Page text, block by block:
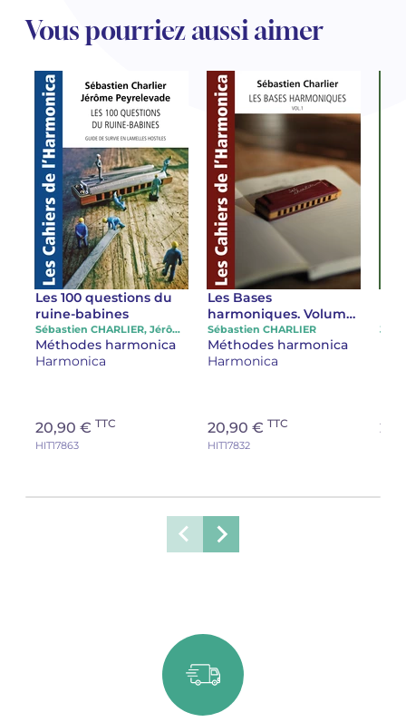
Vous pourriez aussi aimer
Les 100 questions du
ruine-babines
Sébastien CHARLIER, Jérôme PEYRELEVADE
Méthodes harmonica
Harmonica
20,90 € TTC
HIT17863
Les Bases
harmoniques. Volume
1
Sébastien CHARLIER
Méthodes harmonica
Harmonica
20,90 € TTC
HIT17832